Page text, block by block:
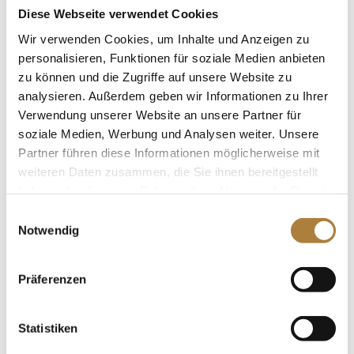
Diese Webseite verwendet Cookies
Wir verwenden Cookies, um Inhalte und Anzeigen zu
personalisieren, Funktionen für soziale Medien anbieten
zu können und die Zugriffe auf unsere Website zu
analysieren. Außerdem geben wir Informationen zu Ihrer
Verwendung unserer Website an unsere Partner für
soziale Medien, Werbung und Analysen weiter. Unsere
Partner führen diese Informationen möglicherweise mit
weiteren Daten zusammen, die Sie ihnen bereitgestellt
Notwendig
Präferenzen
Statistiken
Sichtungsweg durch diese Möglichkeit im U25
Springpokal weiter festigen und hinterließ einen guten
Eindruck mit seinem Pferd. Insgesamt war es eine starke
Station, mit guten Reitern und Pferden und ich bin
zuversichtlich, dass wir dieses Jahr für Aachen ein gutes
Starterfeld haben werden,“ so Bundestrainer Peter
Teeuwen.
Finale beim CHIO Aachen qualifiziert:
• Moritz Baum
• Lasse Nölting